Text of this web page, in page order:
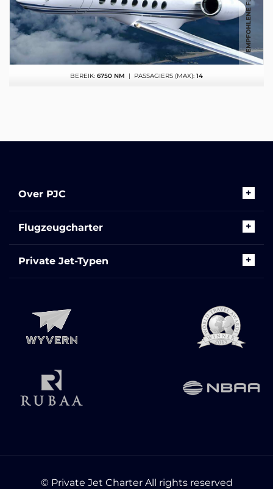
BEREIK: 6750 NM | PASSAGIERS (MAX): 14
Over PJC
Flugzeugcharter
Private Jet-Typen
© Private Jet Charter All rights reserved